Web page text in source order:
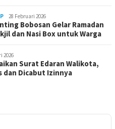
28 Februari 2026
Bobosan Gelar Ramadan
dan Nasi Box untuk Warga
2026
Surat Edaran Walikota,
dan Dicabut Izinnya